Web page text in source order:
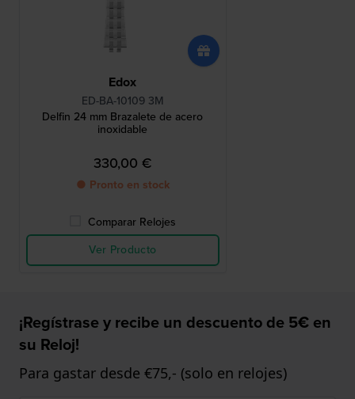
Edox
ED-BA-10109 3M
Delfin 24 mm Brazalete de acero
inoxidable
330,00 €
● Pronto en stock
Comparar Relojes
Ver Producto
¡Regístrase y recibe un descuento de 5€ en
su Reloj!
Para gastar desde €75,- (solo en relojes)